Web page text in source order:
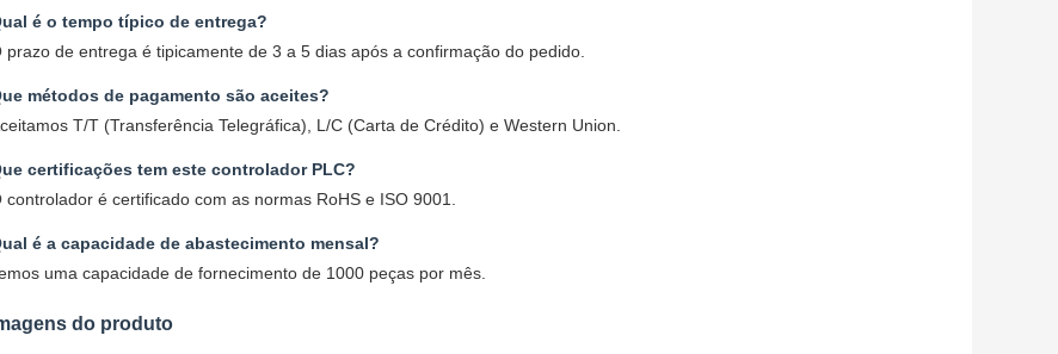
é o tempo típico de entrega?
prazo de entrega é tipicamente de 3 a 5 dias após a confirmação do pedido.
métodos de pagamento são aceites?
T/T (Transferência Telegráfica), L/C (Carta de Crédito) e Western Union.
certificações tem este controlador PLC?
controlador é certificado com as normas RoHS e ISO 9001.
é a capacidade de abastecimento mensal?
uma capacidade de fornecimento de 1000 peças por mês.
do produto